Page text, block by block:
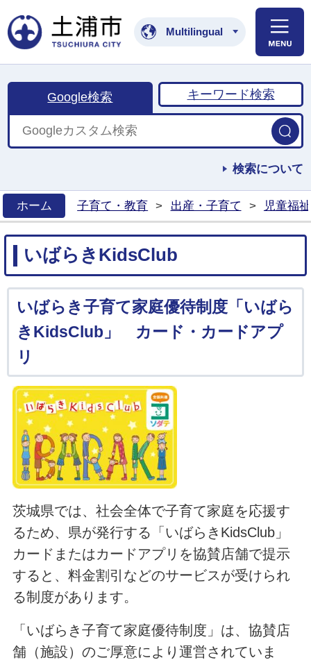
土浦市公式ホームペ
Multilingual
Google検索 キーワード検索
検索について
ホーム
子育て・教育 > 出産・子育て > 児童福
いばらきKidsClub
いばらき子育て家庭優待制度「いばら
きKidsClub」 カード・カードアプ
リ
茨城県では、社会全体で子育て家庭を応援す
るため、県が発行する「いばらきKidsClub」
カードまたはカードアプリを協賛店舗で提示
すると、料金割引などのサービスが受けられ
る制度があります。
「いばらき子育て家庭優待制度」は、協賛店
舗（施設）のご厚意により運営されていま